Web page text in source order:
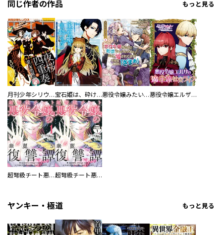
同じ作者の作品 もっと見る
月刊少年シリウス 宝石姫は、砕けない～毒親にネグレクトされていた私は、帝国皇子に溺愛されて輝きます～ 悪役令嬢みたいに断罪されそうだったけど、全力で愛されてます！ 不幸な運命に「ざまぁ」しますわ！ アンソロジーコミック 悪役令嬢エルザの魔王流社交ライフ
超弩級チート悪役令嬢の華麗なる復讐譚 超弩級チート悪役令嬢の華麗なる復讐譚 分冊版
ヤンキー・極道 もっと見る